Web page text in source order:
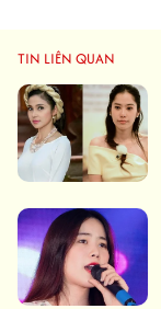
TIN LIÊN QUAN